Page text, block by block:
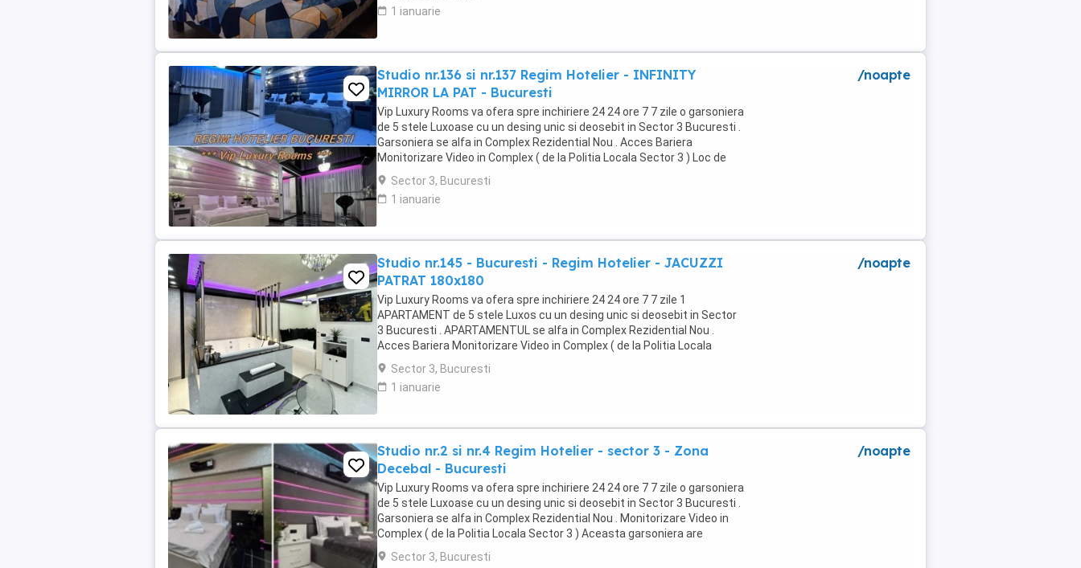
1 ianuarie
Studio nr.136 si nr.137 Regim Hotelier - INFINITY
MIRROR LA PAT - Bucuresti
Vip Luxury Rooms va ofera spre inchiriere 24 24 ore 7 7 zile o garsoniera
de 5 stele Luxoase cu un desing unic si deosebit in Sector 3 Bucuresti .
Garsoniera se alfa in Complex Rezidential Nou . Acces Bariera
Monitorizare Video in Complex ( de la Politia Locala Sector 3 ) Loc de
parcare PRIVAT in complex ...
Sector 3, Bucuresti
1 ianuarie
/noapte
Studio nr.145 - Bucuresti - Regim Hotelier - JACUZZI
PATRAT 180x180
Vip Luxury Rooms va ofera spre inchiriere 24 24 ore 7 7 zile 1
APARTAMENT de 5 stele Luxos cu un desing unic si deosebit in Sector
3 Bucuresti . APARTAMENTUL se alfa in Complex Rezidential Nou .
Acces Bariera Monitorizare Video in Complex ( de la Politia Locala
Sector 3 ) Loc de parcare PRIVAT in complex ...
Sector 3, Bucuresti
1 ianuarie
/noapte
Studio nr.2 si nr.4 Regim Hotelier - sector 3 - Zona
Decebal - Bucuresti
Vip Luxury Rooms va ofera spre inchiriere 24 24 ore 7 7 zile o garsoniera
de 5 stele Luxoase cu un desing unic si deosebit in Sector 3 Bucuresti .
Garsoniera se alfa in Complex Rezidential Nou . Monitorizare Video in
Complex ( de la Politia Locala Sector 3 ) Aceasta garsoniera are
suprafata de 35mp ...
Sector 3, Bucuresti
/noapte